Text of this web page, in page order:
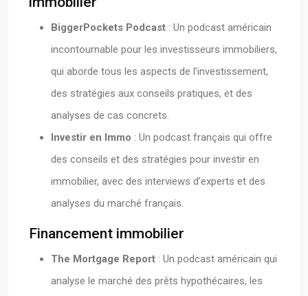
BiggerPockets Podcast : Un podcast américain
incontournable pour les investisseurs immobiliers,
qui aborde tous les aspects de l’investissement,
des stratégies aux conseils pratiques, et des
analyses de cas concrets.
Investir en Immo : Un podcast français qui offre
des conseils et des stratégies pour investir en
immobilier, avec des interviews d’experts et des
analyses du marché français.
Financement immobilier
The Mortgage Report : Un podcast américain qui
analyse le marché des prêts hypothécaires, les